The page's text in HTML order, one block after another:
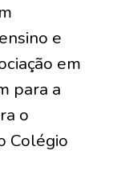
e
em
para a
o
Colégio